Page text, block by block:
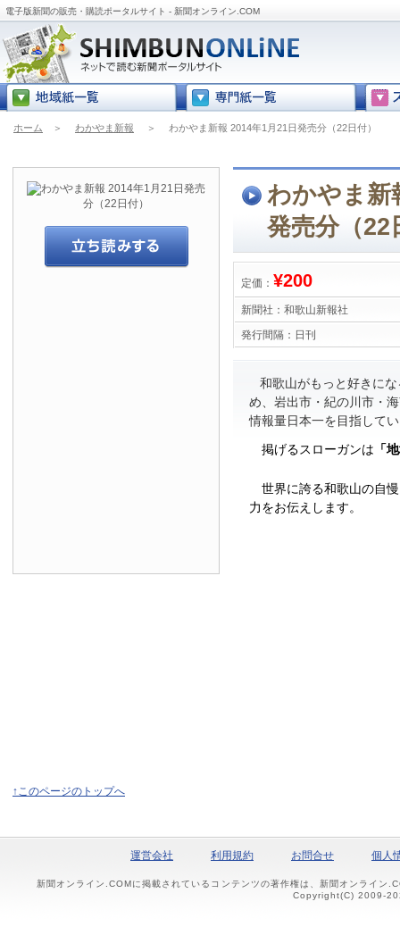
電子版新聞の販売・購読ポータルサイト - 新聞オンライン.COM
ホーム ＞ わかやま新報 ＞ わかやま新報 2014年1月21日発売分（22日付）
わかやま新
発売分（22
定価： ¥200
新聞社： 和歌山新報社
発行間隔： 日刊
和歌山がもっと好きに
め、岩出市・紀の川市・
情報量日本一を目指して
掲げるスローガンは 「
世界に誇る和歌山の自
力をお伝えします。
↑このページのトップへ
運営会社 利用規約 お問合せ 個人
新聞オンライン.COMに掲載されているコンテンツの著作権は、新聞オンライン
Copyright(C) 2009-